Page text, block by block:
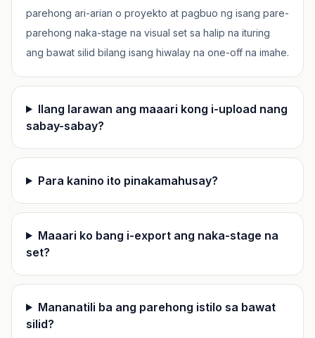
parehong ari-arian o proyekto at pagbuo ng isang pare-
parehong naka-stage na visual set sa halip na ituring
ang bawat silid bilang isang hiwalay na one-off na imahe.
Ilang larawan ang maaari kong i-upload nang
sabay-sabay?
Para kanino ito pinakamahusay?
Maaari ko bang i-export ang naka-stage na
set?
Mananatili ba ang parehong istilo sa bawat
silid?